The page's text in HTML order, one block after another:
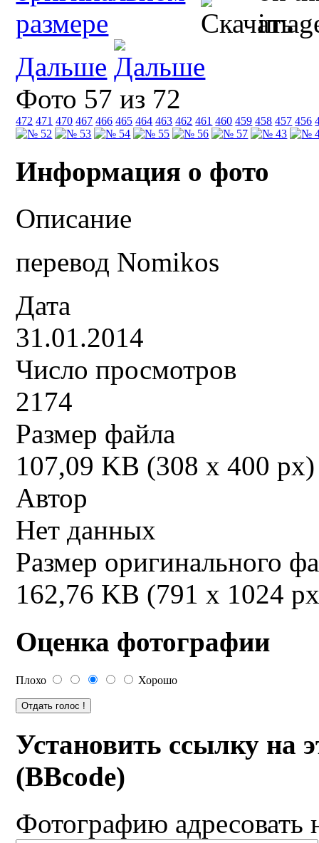
Дальше
Фото 57 из 72
472 471 470 467 466 465 464 463 462 461 460 459 458 457 456
Информация о фото
Описание
перевод Nomikos
Дата
31.01.2014
Число просмотров
2174
Размер файла
107,09 KB (308 x 400 px)
Автор
Нет данных
Размер оригинального
162,76 KB (791 x 1024
Оценка фотографии
Плохо Хорошо
Установить ссылку на
(BBcode)
Фотографию